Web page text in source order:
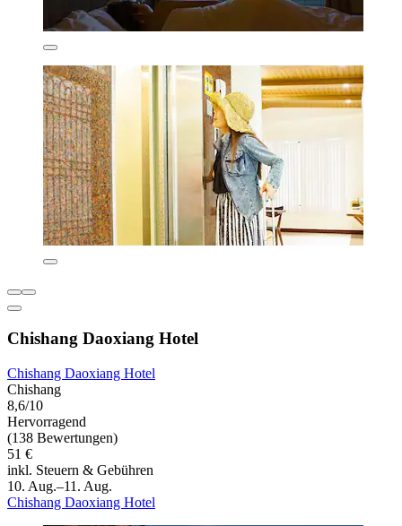
Chishang Daoxiang Hotel
Chishang Daoxiang Hotel
Chishang
8,6/10
Hervorragend
(138 Bewertungen)
51 €
inkl. Steuern & Gebühren
10. Aug.–11. Aug.
Chishang Daoxiang Hotel